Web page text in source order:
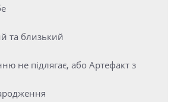
та близький
не підлягає, або Артефакт з